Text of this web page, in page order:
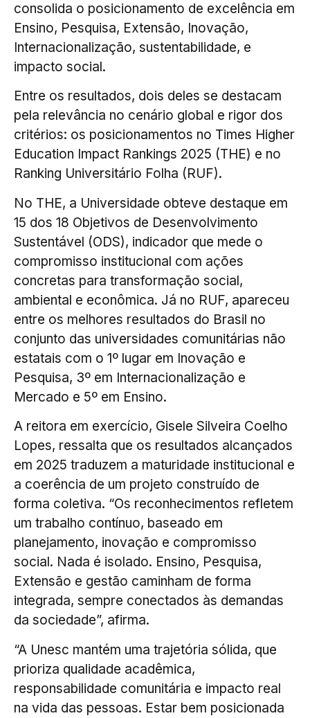
consolida o posicionamento de excelência em
Ensino, Pesquisa, Extensão, Inovação,
Internacionalização, sustentabilidade, e
impacto social.
Entre os resultados, dois deles se destacam
pela relevância no cenário global e rigor dos
critérios: os posicionamentos no Times Higher
Education Impact Rankings 2025 (THE) e no
Ranking Universitário Folha (RUF).
No THE, a Universidade obteve destaque em
15 dos 18 Objetivos de Desenvolvimento
Sustentável (ODS), indicador que mede o
compromisso institucional com ações
concretas para transformação social,
ambiental e econômica. Já no RUF, apareceu
entre os melhores resultados do Brasil no
conjunto das universidades comunitárias não
estatais com o 1º lugar em Inovação e
Pesquisa, 3º em Internacionalização e
Mercado e 5º em Ensino.
A reitora em exercício, Gisele Silveira Coelho
Lopes, ressalta que os resultados alcançados
em 2025 traduzem a maturidade institucional e
a coerência de um projeto construído de
forma coletiva. “Os reconhecimentos refletem
um trabalho contínuo, baseado em
planejamento, inovação e compromisso
social. Nada é isolado. Ensino, Pesquisa,
Extensão e gestão caminham de forma
integrada, sempre conectados às demandas
da sociedade”, afirma.
“A Unesc mantém uma trajetória sólida, que
prioriza qualidade acadêmica,
responsabilidade comunitária e impacto real
na vida das pessoas. Estar bem posicionada